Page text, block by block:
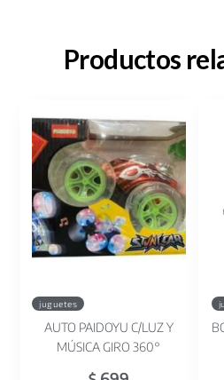
Productos
juguetes
AUTO PAIDOYU C/LUZ Y
MÚSICA GIRO 360°